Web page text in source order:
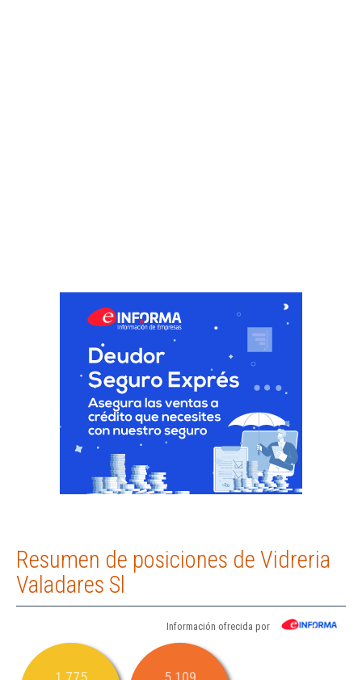
Resumen de posiciones de Vidreria
Valadares Sl
Información ofrecida por